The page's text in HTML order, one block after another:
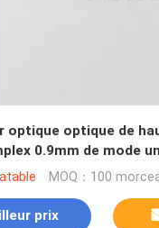
optique optique de
0.9mm de mode
de fibre de Lc/
MOQ：100
prix